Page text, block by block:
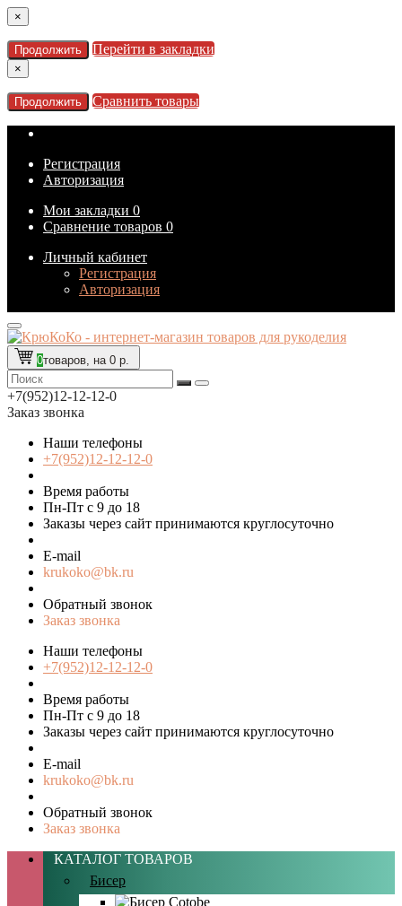
×
Продолжить Перейти в закладки
×
Продолжить Сравнить товары
Регистрация
Авторизация
Мои закладки 0
Сравнение товаров 0
Личный кабинет
Регистрация
Авторизация
0товаров, на 0 р.
+7(952)12-12-12-0
Заказ звонка
Наши телефоны
+7(952)12-12-12-0
Время работы
Пн-Пт с 9 до 18
Заказы через сайт принимаются круглосуточно
E-mail
krukoko@bk.ru
Обратный звонок
Заказ звонка
Наши телефоны
+7(952)12-12-12-0
Время работы
Пн-Пт с 9 до 18
Заказы через сайт принимаются круглосуточно
E-mail
krukoko@bk.ru
Обратный звонок
Заказ звонка
КАТАЛОГ ТОВАРОВ
Бисер